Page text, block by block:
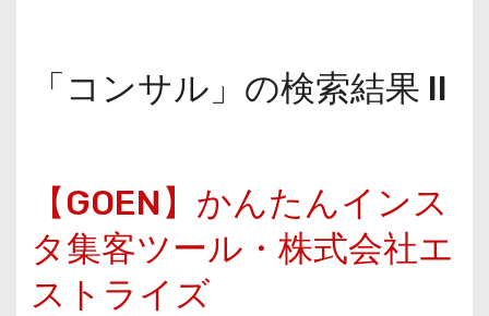
「コンサル」の検索結果 II
【GOEN】かんたんインス
タ集客ツール・株式会社エ
ストライズ